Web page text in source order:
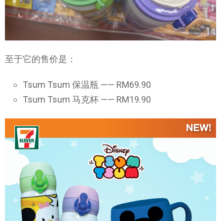
至于它的售价是：
Tsum Tsum 保温瓶 —— RM69.90
Tsum Tsum 马克杯 —— RM19.90